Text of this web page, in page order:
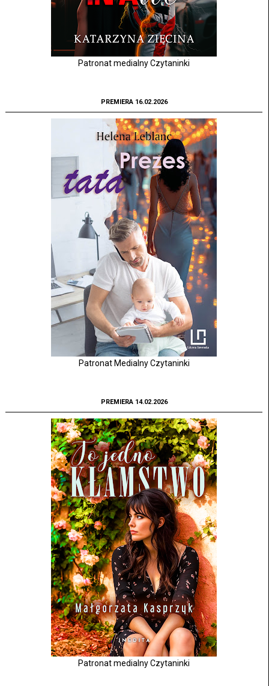
Patronat medialny Czytaninki
PREMIERA 16.02.2026
Patronat Medialny Czytaninki
PREMIERA 14.02.2026
Patronat medialny Czytaninki